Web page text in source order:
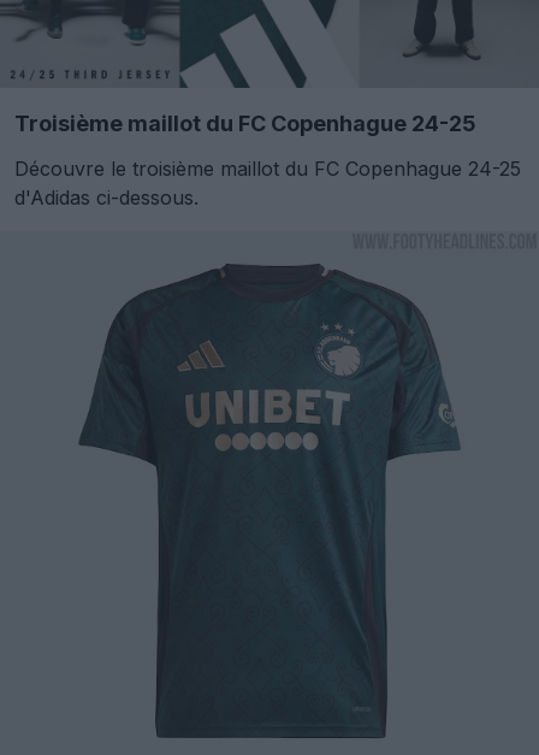
Troisième maillot du FC Copenhague 24-25
Découvre le troisième maillot du FC Copenhague 24-25
d'Adidas ci-dessous.